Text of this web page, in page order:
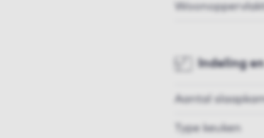
Indeling
Aantal
Type keuken